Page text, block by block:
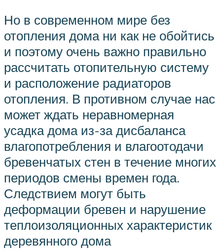
Но в современном мире без
отопления дома ни как не обойтись
и поэтому очень важно правильно
рассчитать отопительную систему
и расположение радиаторов
отопления. В противном случае нас
может ждать неравномерная
усадка дома из-за дисбаланса
влагопотребления и влагоотодачи
бревенчатых стен в течение многих
периодов смены времен года.
Следствием могут быть
деформации бревен и нарушение
теплоизоляционных характеристик
деревянного дома